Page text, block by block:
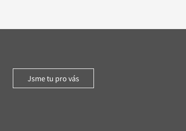
Jsme tu pro vás